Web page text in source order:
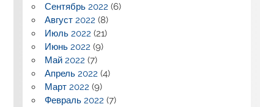
Сентябрь 2022 (6)
Август 2022 (8)
Июль 2022 (21)
Июнь 2022 (9)
Май 2022 (7)
Апрель 2022 (4)
Март 2022 (9)
Февраль 2022 (7)